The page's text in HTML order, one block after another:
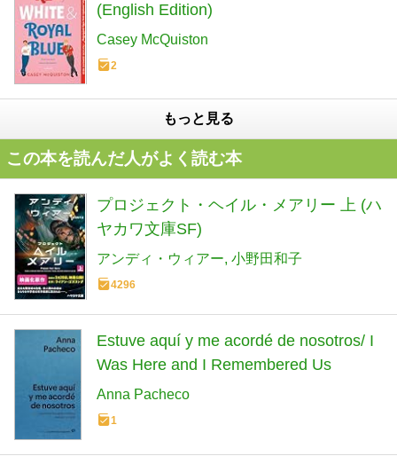
(English Edition)
Casey McQuiston
2
もっと見る
この本を読んだ人がよく読む本
プロジェクト・ヘイル・メアリー 上 (ハ
ヤカワ文庫SF)
アンディ・ウィアー 小野田和子
4296
Estuve aquí y me acordé de nosotros/ I
Was Here and I Remembered Us
Anna Pacheco
1